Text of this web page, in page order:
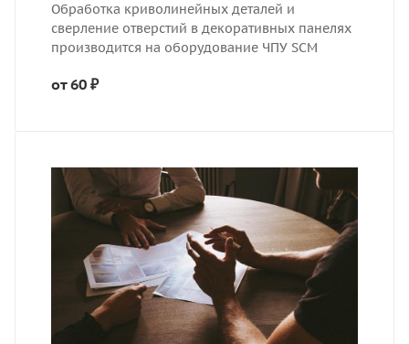
Обработка криволинейных деталей и
сверление отверстий в декоративных панелях
производится на оборудование ЧПУ SCM
от 60 ₽